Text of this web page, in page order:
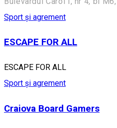
Sport și agrement
ESCAPE FOR ALL
ESCAPE FOR ALL
Sport și agrement
Craiova Board Gamers